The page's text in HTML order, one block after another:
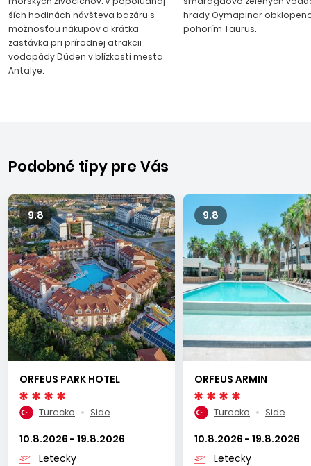
hotelmi s kva­litnými službami. Strediská patriace do oblasti
Side: Gündogdu, Colakli, Evrenseki, Kumköy, Titreyengöl,
Kizilagac, Kizilot. Transfer z le­tiska v Antalyi do Side trvá
približne 1 hod. 15 minút.
ších hodinách návšteva bazáru s
možnosťou nákupov a krát­ka
zastávka pri prírodnej atrakcii
vodopády Düden v blízkosti mesta
Antalye.
hrady Oymapinar
pohorím Taurus.
Podobné tipy pre Vás
9.8
ORFEUS PARK HOTEL
Turecko Side
10.8.2026 - 19.8.2026
Letecky
9.8
ORFEUS ARMIN
Turecko Side
10.8.2026 - 19.8.2026
Letecky